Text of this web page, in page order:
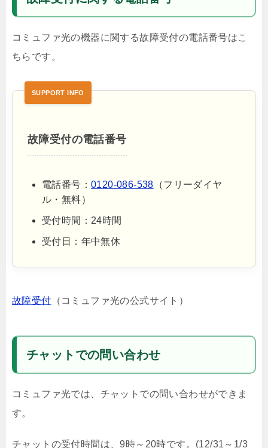
コミュファ光の機器に関する故障受付の電話番号はこ
ちらです。
故障受付の電話番号
電話番号： 0120-086-538 （フリーダイヤ
ル・無料）
受付時間：24時間
受付日：年中無休
故障受付 （コミュファ光の公式サイト）
チャットでの問い合わせ
コミュファ光では、チャットでの問い合わせができま
す。
チャットの受付時間は、9時～20時です。(12/31～1/3